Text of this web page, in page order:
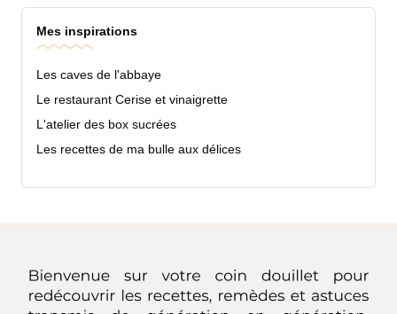
Mes inspirations
Les caves de l'abbaye
Le restaurant Cerise et vinaigrette
L'atelier des box sucrées
Les recettes de ma bulle aux délices